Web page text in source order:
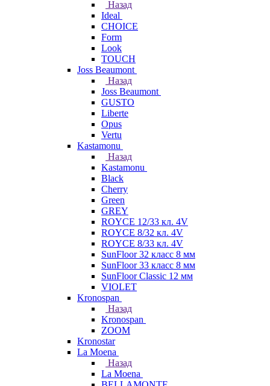
Назад
Ideal
CHOICE
Form
Look
TOUCH
Joss Beaumont
Назад
Joss Beaumont
GUSTO
Liberte
Opus
Vertu
Kastamonu
Назад
Kastamonu
Black
Cherry
Green
GREY
ROYCE 12/33 кл. 4V
ROYCE 8/32 кл. 4V
ROYCE 8/33 кл. 4V
SunFloor 32 класс 8 мм
SunFloor 33 класс 8 мм
SunFloor Classic 12 мм
VIOLET
Kronospan
Назад
Kronospan
ZOOM
Kronostar
La Moena
Назад
La Moena